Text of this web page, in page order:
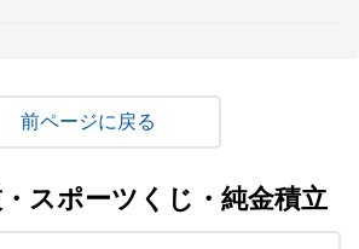
戻る
スポーツくじ・純金積立